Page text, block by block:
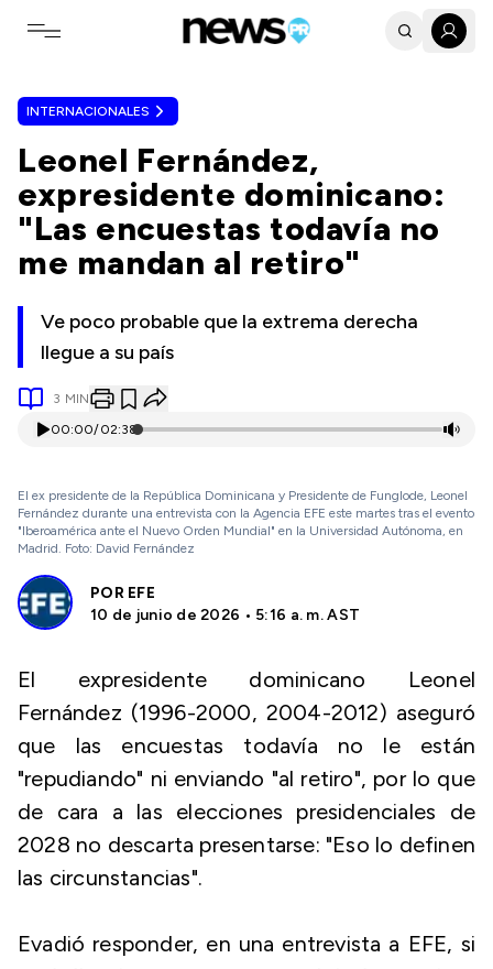
Toggle navigation menu
INTERNACIONALES
Leonel Fernández,
expresidente dominicano:
"Las encuestas todavía no
me mandan al retiro"
Ve poco probable que la extrema derecha
llegue a su país
3 MIN
00:00/02:38
El ex presidente de la República Dominicana y Presidente de Funglode, Leonel
Fernández durante una entrevista con la Agencia EFE este martes tras el evento
"Iberoamérica ante el Nuevo Orden Mundial" en la Universidad Autónoma, en
Madrid. Foto: David Fernández
POR EFE
10 de junio de 2026 • 5:16 a. m. AST
El expresidente dominicano Leonel
Fernández (1996-2000, 2004-2012) aseguró
que las encuestas todavía no le están
"repudiando" ni enviando "al retiro", por lo que
de cara a las elecciones presidenciales de
2028 no descarta presentarse: "Eso lo definen
las circunstancias".
Evadió responder, en una entrevista a EFE, si